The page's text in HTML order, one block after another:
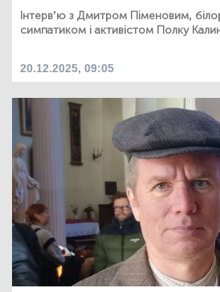
Інтерв’ю з Дмитром Піменовим,
симпатиком і активістом Полку
20.12.2025, 09:05